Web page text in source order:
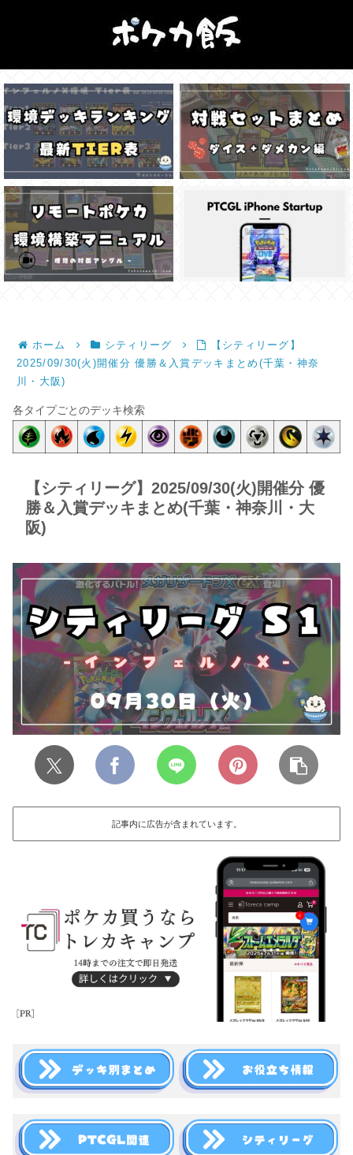
ホーム シティリーグ
【シティリーグ】
2025/09/30(火)開催分 優勝＆入賞デッキまとめ(千葉・神奈
川・大阪)
各タイプごとのデッキ検索
【シティリーグ】2025/09/30(火)開催分 優
勝＆入賞デッキまとめ(千葉・神奈川・大
阪)
記事内に広告が含まれています。